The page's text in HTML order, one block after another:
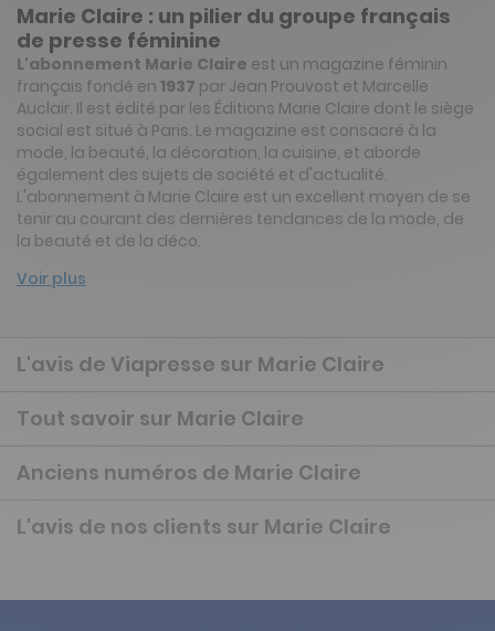
Marie Claire : un pilier du groupe français
de presse féminine
L'abonnement Marie Claire est un magazine féminin
français fondé en 1937 par Jean Prouvost et Marcelle
Auclair. Il est édité par les Éditions Marie Claire dont le siège
social est situé à Paris. Le magazine est consacré à la
mode, la beauté, la décoration, la cuisine, et aborde
également des sujets de société et d'actualité.
L'abonnement à Marie Claire est un excellent moyen de se
tenir au courant des dernières tendances de la mode, de
la beauté et de la déco.
Voir plus
L'avis de Viapresse sur Marie Claire
Tout savoir sur Marie Claire
Anciens numéros de Marie Claire
L'avis de nos clients sur Marie Claire